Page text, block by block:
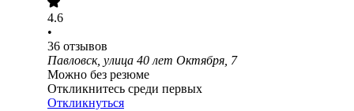
4.6
•
36 отзывов
Павловск, улица 40 лет Октября, 7
Можно без резюме
Откликнитесь среди первых
Откликнуться